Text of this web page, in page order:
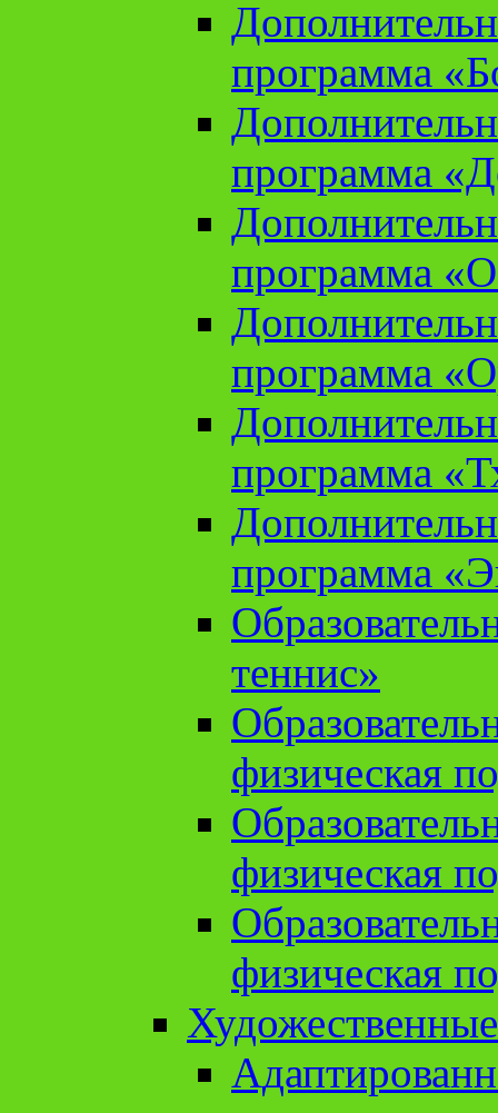
программа
программа
программа
программа
программа
программа
теннис»
физическая
физическая
физическая
Художественные